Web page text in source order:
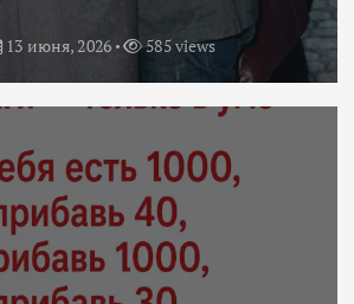
13 июня, 2026 585 views